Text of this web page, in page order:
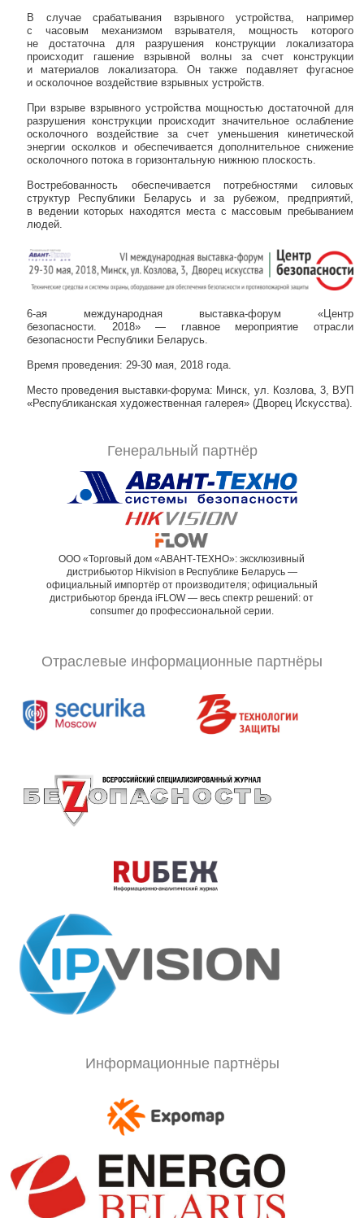
В случае срабатывания взрывного устройства, например
с часовым механизмом взрывателя, мощность которого
не достаточна для разрушения конструкции локализатора
происходит гашение взрывной волны за счет конструкции
и материалов локализатора. Он также подавляет фугасное
и осколочное воздействие взрывных устройств.
При взрыве взрывного устройства мощностью достаточной для
разрушения конструкции происходит значительное ослабление
осколочного воздействие за счет уменьшения кинетической
энергии осколков и обеспечивается дополнительное снижение
осколочного потока в горизонтальную нижнюю плоскость.
Востребованность обеспечивается потребностями силовых
структур Республики Беларусь и за рубежом, предприятий,
в ведении которых находятся места с массовым пребыванием
людей.
6-ая международная выставка-форум «Центр
безопасности. 2018» — главное мероприятие отрасли
безопасности Республики Беларусь.
Время проведения: 29-30 мая, 2018 года.
Место проведения выставки-форума: Минск, ул. Козлова, 3, ВУП
«Республиканская художественная галерея» (Дворец Искусства).
Генеральный партнёр
ООО «Торговый дом «АВАНТ-ТЕХНО»: эксклюзивный
дистрибьютор Hikvision в Республике Беларусь —
официальный импортёр от производителя; официальный
дистрибьютор бренда iFLOW — весь спектр решений: от
consumer до профессиональной серии.
Отраслевые информационные партнёры
Информационные партнёры